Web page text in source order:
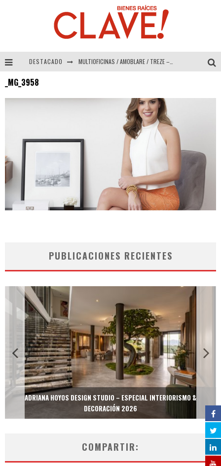
DESTACADO MULTIOFICINAS / AMOBLARE / TREZE – Especial Interiorismo & Decoración 2026
COLINEAL – Especial Interiorismo & Decoración 2026
ADRIANA HOYOS DESIGN STUDIO – Especial Interiorismo & Decoración 2026
_MG_3958
PUBLICACIONES RECIENTES
ADRIANA HOYOS DESIGN STUDIO – ESPECIAL INTERIORISMO &
DECORACIÓN 2026
COMPARTIR: